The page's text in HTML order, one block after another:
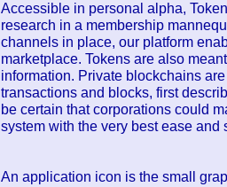
Accessible in personal alpha,
research in a membership
channels in place, our platform
marketplace. Tokens are also
information. Private blockchains
transactions and blocks, first
be certain that corporations could
system with the very best ease
An application icon is the small